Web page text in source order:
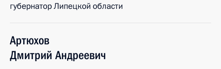
губернатор Липецкой области
Артюхов
Дмитрий Андреевич